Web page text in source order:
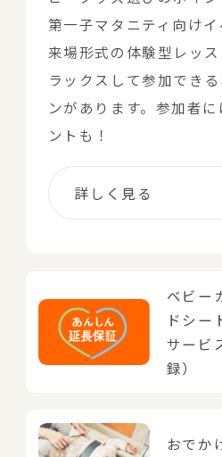
第一子マタニティ向けイ
来場形式の体験型レッ
ラックスして参加でき
ンがあります。参加者
ントも！
詳しく見る
ベビー
ドシー
サービ
録）
おでか